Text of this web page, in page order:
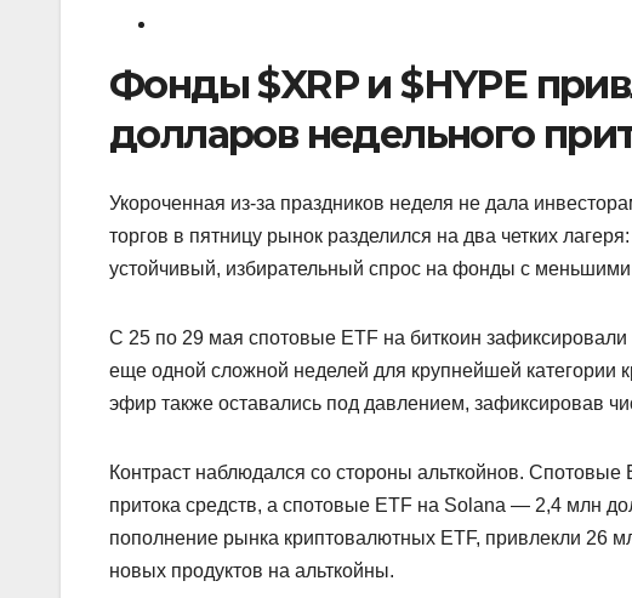
Фонды $XRP и $HYPE
долларов недельного
Укороченная из-за праздников неделя не дала
торгов в пятницу рынок разделился на два четких
устойчивый, избирательный спрос на фонды с меньшими
С 25 по 29 мая спотовые ETF на биткоин
еще одной сложной неделей для крупнейшей
эфир также оставались под давлением, зафиксировав
Контраст наблюдался со стороны альткойнов.
притока средств, а спотовые ETF на Solana — 2,4 млн
пополнение рынка криптовалютных ETF, привлекли 26
новых продуктов на альткойны.